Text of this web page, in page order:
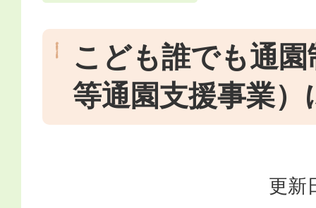
こども誰でも通
等通園支援事業）
更新